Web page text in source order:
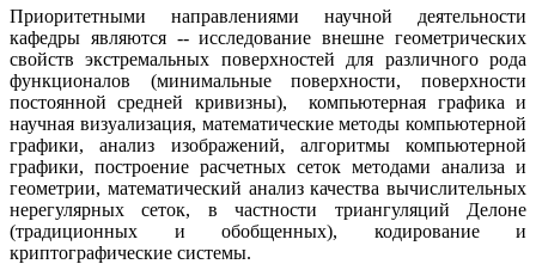
Приоритетными направлениями научной деятельности
кафедры являются -- исследование внешне геометрических
свойств экстремальных поверхностей для различного рода
функционалов (минимальные поверхности, поверхности
постоянной средней кривизны), компьютерная графика и
научная визуализация, математические методы компьютерной
графики, анализ изображений, алгоритмы компьютерной
графики, построение расчетных сеток методами анализа и
геометрии, математический анализ качества вычислительных
нерегулярных сеток, в частности триангуляций Делоне
(традиционных и обобщенных), кодирование и
криптографические системы.